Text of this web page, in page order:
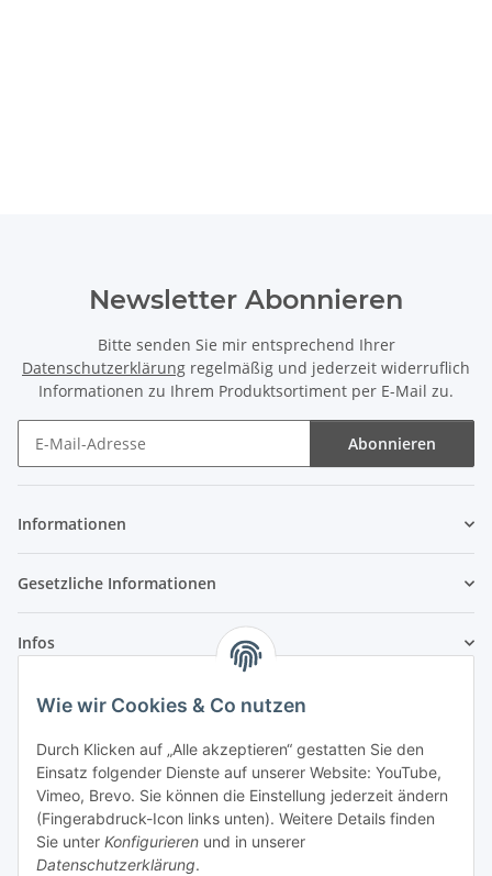
Wie wir Cookies & Co nutzen
Durch Klicken auf „Alle akzeptieren“ gestatten Sie den
Einsatz folgender Dienste auf unserer Website: YouTube,
Vimeo, Brevo. Sie können die Einstellung jederzeit ändern
(Fingerabdruck-Icon links unten). Weitere Details finden
Sie unter Konfigurieren und in unserer
Datenschutzerklärung.
Newsletter Abonnieren
Bitte senden Sie mir entsprechend Ihrer
Datenschutzerklärung regelmäßig und jederzeit widerruflich
Informationen zu Ihrem Produktsortiment per E-Mail zu.
Abonnieren
Informationen
Gesetzliche Informationen
Infos
Laden - Öffnungszeiten:
Montag 09:00Uhr bis
16:00 Uhr
Dienstag
09:00 Uhr bis
17:00 Uhr
Mittwoch
09:00 Uhr bis 16:00 Uhr
Donnerstag
09:00 Uhr bis
17:00 Uhr
Freitag
09:00 Uhr